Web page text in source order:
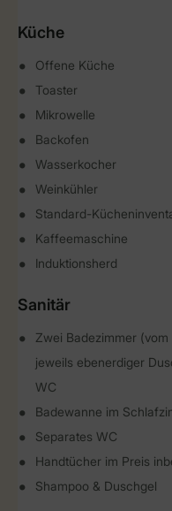
Küche
Offene Küche
Toaster
Mikrowelle
Backofen
Wasserkocher
Weinkühler
Standard-
Kaffeemaschine
Induktionsherd
Sanitär
Zwei Badezimmer
jeweils ebenerdiger
WC
Badewanne im
Separates WC
Handtücher im Preis
Shampoo & Duschgel